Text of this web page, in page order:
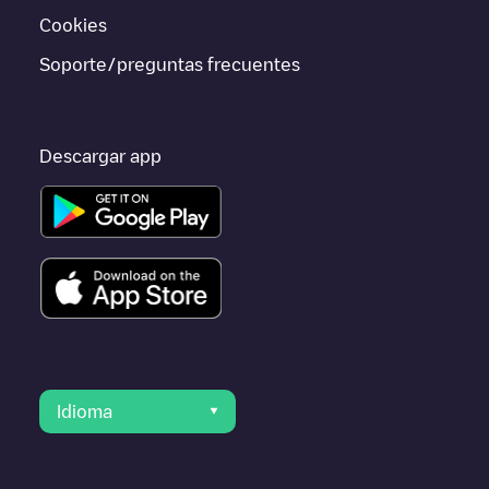
,
dentro deSeine-et-Marne
Cookies
Soporte/preguntas frecuentes
Descargar app
Idioma